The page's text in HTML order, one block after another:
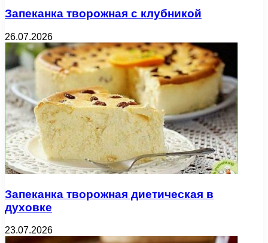
Запеканка творожная с клубникой
26.07.2026
Запеканка творожная диетическая в
духовке
23.07.2026